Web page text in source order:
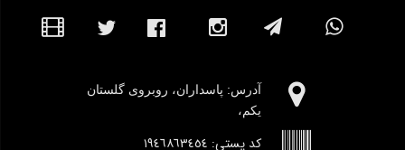
آدرس:‌ پاسداران، روبروی گلستان
یکم،
کد پستی: ١٩٤٦٨٦٣٤٥٤